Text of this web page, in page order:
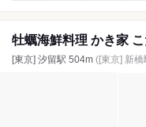
牡蠣海鮮料理 かき家
[東京] 汐留駅 504m ([東京] 新